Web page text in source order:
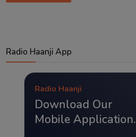
Radio Haanji App
Radio Haanji
Download Our
Mobile Application.